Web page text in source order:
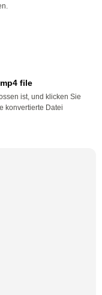
file
ist, und klicken Sie
konvertierte Datei